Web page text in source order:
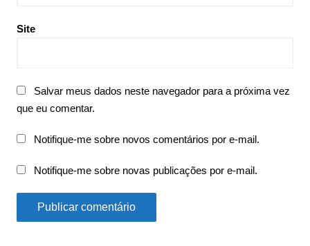
Site
Salvar meus dados neste navegador para a próxima vez
que eu comentar.
Notifique-me sobre novos comentários por e-mail.
Notifique-me sobre novas publicações por e-mail.